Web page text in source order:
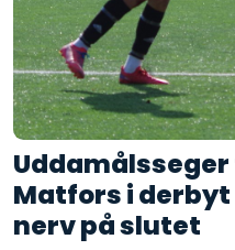
Matfors i
nerv på slutet